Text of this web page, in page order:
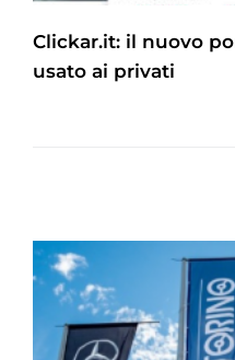
Clickar.it: il nuovo
usato ai privati